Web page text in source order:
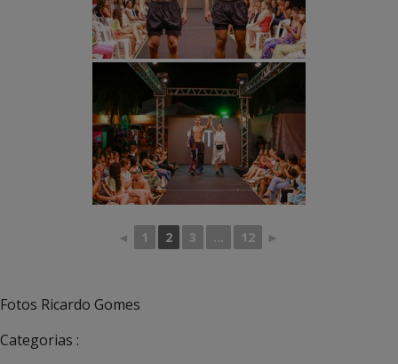
◄ 1 2 3 ... 12 ►
Fotos Ricardo Gomes
Categorias :